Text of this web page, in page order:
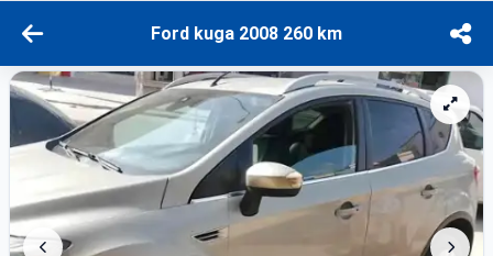
Ford kuga 2008 260 km